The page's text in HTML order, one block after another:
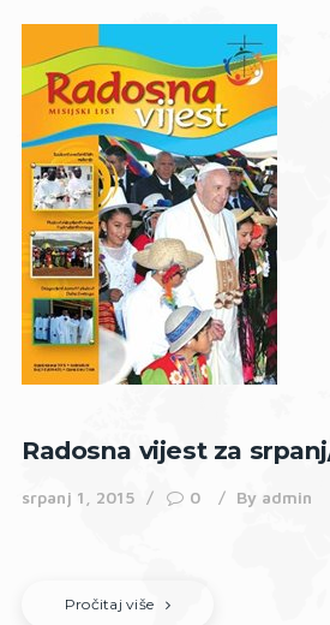
Radosna vijest za
srpanj 1, 2015 0 By admin
Pročitaj više